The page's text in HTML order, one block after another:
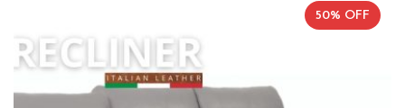
50% OFF